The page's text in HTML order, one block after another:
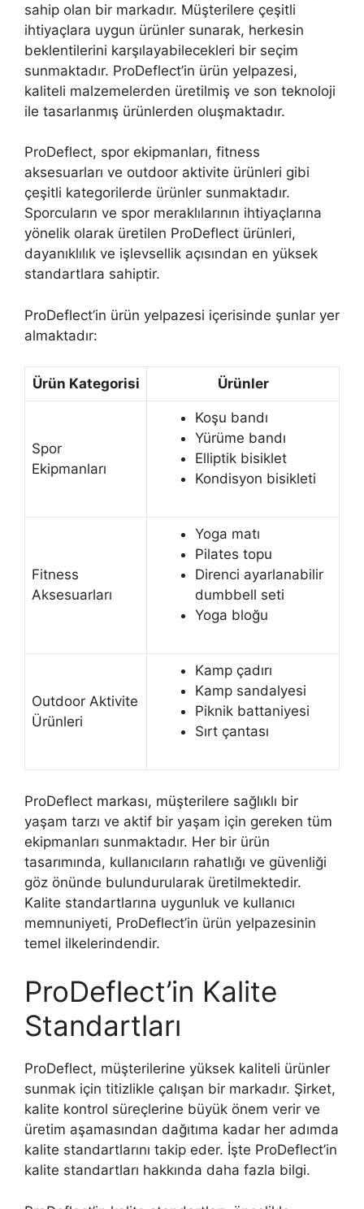
sahip olan bir markadır. Müşterilere çeşitli
ihtiyaçlara uygun ürünler sunarak, herkesin
beklentilerini karşılayabilecekleri bir seçim
sunmaktadır. ProDeflect’in ürün yelpazesi,
kaliteli malzemelerden üretilmiş ve son teknoloji
ile tasarlanmış ürünlerden oluşmaktadır.
ProDeflect, spor ekipmanları, fitness
aksesuarları ve outdoor aktivite ürünleri gibi
çeşitli kategorilerde ürünler sunmaktadır.
Sporcuların ve spor meraklılarının ihtiyaçlarına
yönelik olarak üretilen ProDeflect ürünleri,
dayanıklılık ve işlevsellik açısından en yüksek
standartlara sahiptir.
ProDeflect’in ürün yelpazesi içerisinde şunlar yer
almaktadır:
Ürün Kategorisi Ürünler
Spor
Ekipmanları
Koşu bandı
Yürüme bandı
Elliptik bisiklet
Kondisyon bisikleti
Fitness
Aksesuarları
Yoga matı
Pilates topu
Direnci ayarlanabilir
dumbbell seti
Yoga bloğu
Outdoor Aktivite
Ürünleri
Kamp çadırı
Kamp sandalyesi
Piknik battaniyesi
Sırt çantası
ProDeflect markası, müşterilere sağlıklı bir
yaşam tarzı ve aktif bir yaşam için gereken tüm
ekipmanları sunmaktadır. Her bir ürün
tasarımında, kullanıcıların rahatlığı ve güvenliği
göz önünde bulundurularak üretilmektedir.
Kalite standartlarına uygunluk ve kullanıcı
memnuniyeti, ProDeflect’in ürün yelpazesinin
temel ilkelerindendir.
ProDeflect’in Kalite
Standartları
ProDeflect, müşterilerine yüksek kaliteli ürünler
sunmak için titizlikle çalışan bir markadır. Şirket,
kalite kontrol süreçlerine büyük önem verir ve
üretim aşamasından dağıtıma kadar her adımda
kalite standartlarını takip eder. İşte ProDeflect’in
kalite standartları hakkında daha fazla bilgi.